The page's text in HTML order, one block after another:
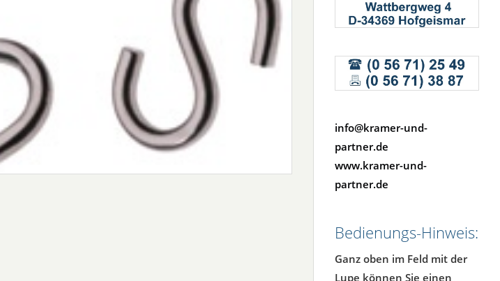
info@kramer-und-
partner.de
www.kramer-und-
partner.de
Bedienungs-Hinweis:
Ganz oben im Feld mit der
Lupe können Sie einen